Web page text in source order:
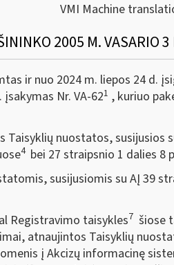
VMI Machine
2005 M. VASARIO
ir nuo 2024 m. liepos 24 d.
Nr. VA-621 , kuriuo
nuostatos, susijusios
4 bei 27 straipsnio 1 dalies 8
susijusiomis su AĮ 39
Registravimo taisykles7 šiose
atnaujintos Taisyklių
į Akcizų informacinę